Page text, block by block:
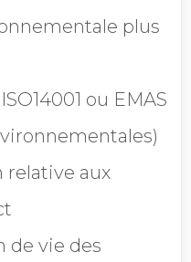
plus
ou EMAS
aux
de vie des